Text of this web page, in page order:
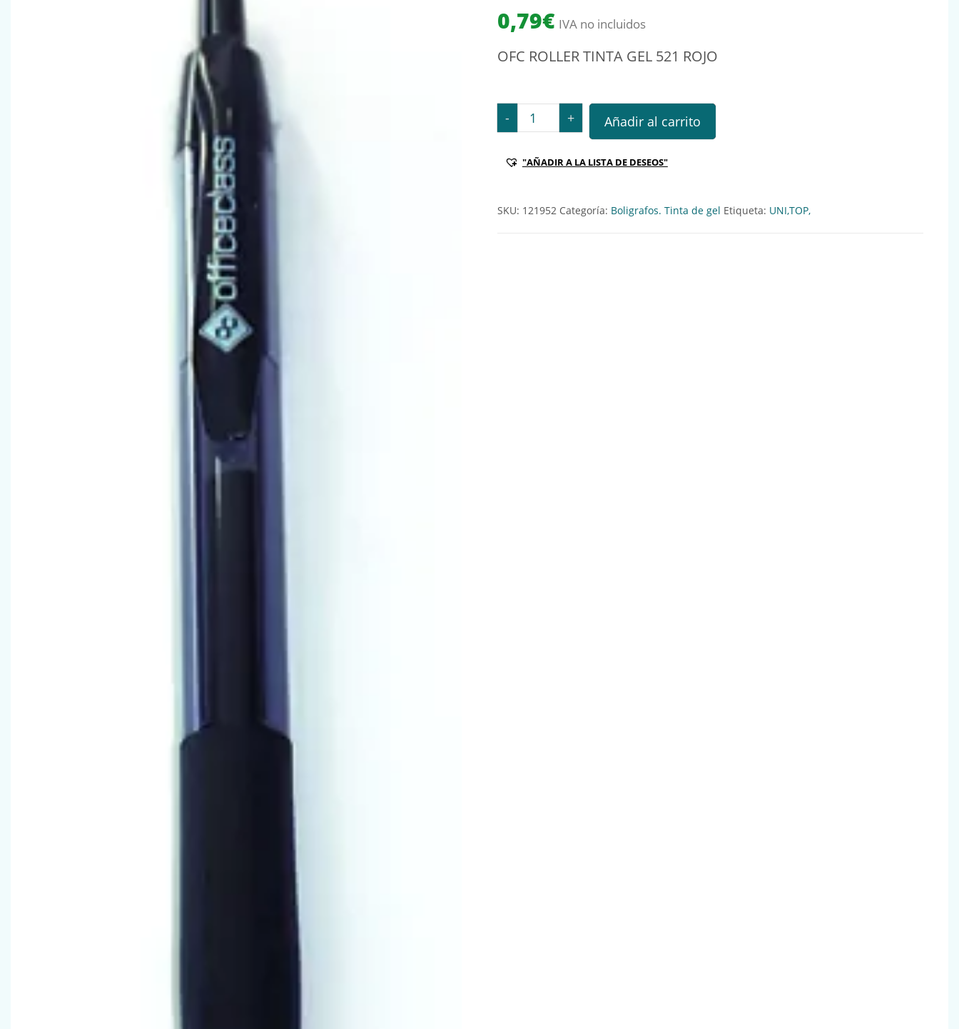
0,79€ IVA no incluidos
OFC ROLLER TINTA GEL 521 ROJO
- OFC ROLLER TINTA GEL 521 ROJO Ref.: 121952 cantidad
+ Añadir al carrito
"AÑADIR A LA LISTA DE DESEOS"
SKU: 121952 Categoría: Boligrafos. Tinta de gel Etiqueta: UNI,TOP,